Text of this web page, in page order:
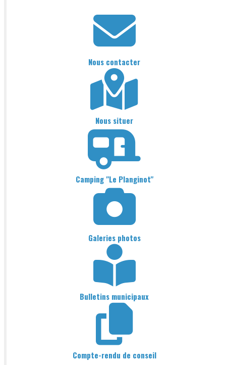
Nous contacter
Nous situer
Camping "Le Planginot"
Galeries photos
Bulletins municipaux
Compte-rendu de conseil